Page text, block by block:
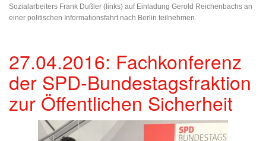
Sozialarbeiters Frank Dußler (links) auf Einladung Gerold Reichenbachs an
einer politischen Informationsfahrt nach Berlin teilnehmen.
27.04.2016: Fachkonferenz
der SPD-Bundestagsfraktion
zur Öffentlichen Sicherheit